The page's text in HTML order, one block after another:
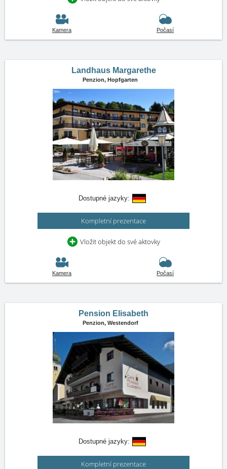
Kamera Počasí
Landhaus Margarethe
Penzion, Hopfgarten
Dostupné jazyky:
Kompletní prezentace
Vložit objekt do své aktovky
Kamera Počasí
Pension Elisabeth
Penzion, Westendorf
Dostupné jazyky:
Kompletní prezentace